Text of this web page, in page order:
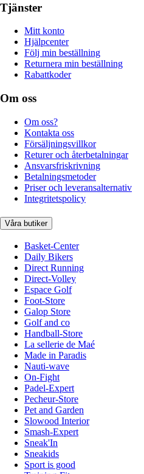
Tjänster
Mitt konto
Hjälpcenter
Följ min beställning
Returnera min beställning
Rabattkoder
Om oss
Om oss?
Kontakta oss
Försäljningsvillkor
Returer och återbetalningar
Ansvarsfriskrivning
Betalningsmetoder
Priser och leveransalternativ
Integritetspolicy
Våra butiker
Basket-Center
Daily Bikers
Direct Running
Direct-Volley
Espace Golf
Foot-Store
Galop Store
Golf and co
Handball-Store
La sellerie de Maé
Made in Paradis
Nauti-wave
On-Fight
Padel-Expert
Pecheur-Store
Pet and Garden
Slowood Interior
Smash-Expert
Sneak'In
Sneakids
Sport is good